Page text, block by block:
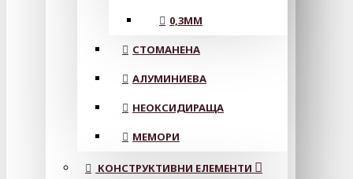
0,3MM
СТОМАНЕНА
АЛУМИНИЕВА
НЕОКСИДИРАЩА
МЕМОРИ
КОНСТРУКТИВНИ ЕЛЕМЕНТИ